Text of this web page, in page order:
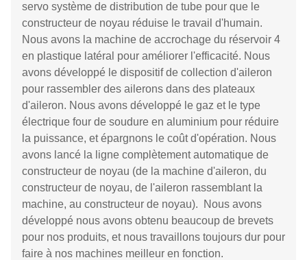
servo système de distribution de tube pour que le
constructeur de noyau réduise le travail d'humain.
Nous avons la machine de accrochage du réservoir 4
en plastique latéral pour améliorer l'efficacité. Nous
avons développé le dispositif de collection d'aileron
pour rassembler des ailerons dans des plateaux
d'aileron. Nous avons développé le gaz et le type
électrique four de soudure en aluminium pour réduire
la puissance, et épargnons le coût d'opération. Nous
avons lancé la ligne complètement automatique de
constructeur de noyau (de la machine d'aileron, du
constructeur de noyau, de l'aileron rassemblant la
machine, au constructeur de noyau). Nous avons
développé nous avons obtenu beaucoup de brevets
pour nos produits, et nous travaillons toujours dur pour
faire à nos machines meilleur en fonction.